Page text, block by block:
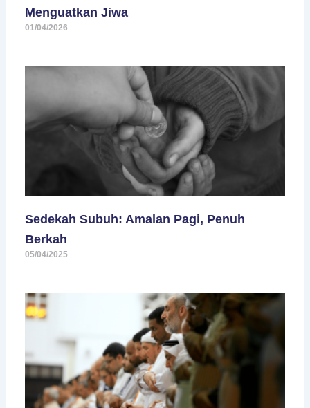
Menguatkan Jiwa
01/04/2026
Sedekah Subuh: Amalan Pagi, Penuh
Berkah
05/04/2025